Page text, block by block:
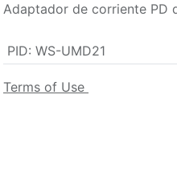
Adaptador de corriente PD
PID: WS-UMD21
Terms of Use